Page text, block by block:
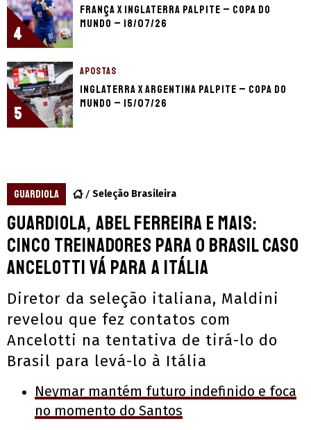
4
França x Inglaterra palpite – Copa do
Mundo – 18/07/26
5
APOSTAS
Inglaterra x Argentina palpite – Copa do
Mundo – 15/07/26
GUARDIOLA Seleção Brasileira
Guardiola, Abel Ferreira e mais:
cinco treinadores para o Brasil caso
Ancelotti vá para a Itália
Diretor da seleção italiana, Maldini
revelou que fez contatos com
Ancelotti na tentativa de tirá-lo do
Brasil para levá-lo à Itália
Neymar mantém futuro indefinido e foca
no momento do Santos